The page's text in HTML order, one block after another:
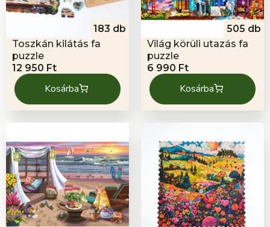
183 db
Toszkán kilátás fa
puzzle
12 950 Ft
Kosárba
505 db
Világ körüli utazás fa
puzzle
6 990 Ft
Kosárba